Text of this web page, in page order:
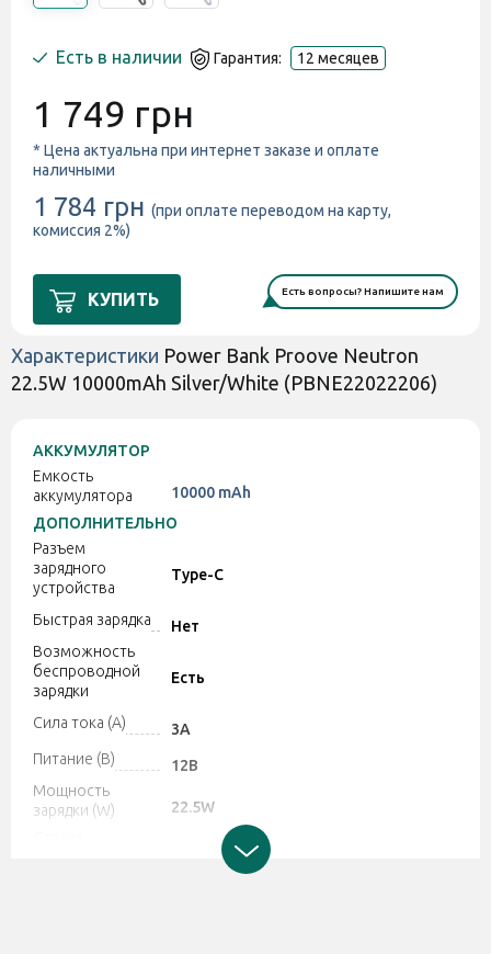
Есть в наличии Гарантия: 12 месяцев
1 749 грн
* Цена актуальна при интернет заказе и оплате
наличными
1 784 грн (при оплате переводом на карту,
комиссия 2%)
КУПИТЬ Есть вопросы? Напишите нам
Характеристики Power Bank Proove Neutron
22.5W 10000mAh Silver/White (PBNE22022206)
АККУМУЛЯТОР
Емкость
аккумулятора
10000 mAh
ДОПОЛНИТЕЛЬНО
Разъем
зарядного
устройства
Type-C
Быстрая зарядка
Нет
Возможность
беспроводной
зарядки
Есть
Сила тока (A)
3A
Питание (В)
12В
Мощность
зарядки (W)
22.5W